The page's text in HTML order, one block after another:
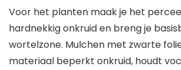
Voor het planten maak je het
hardnekkig onkruid en breng je
wortelzone. Mulchen met zwarte
materiaal beperkt onkruid, houdt